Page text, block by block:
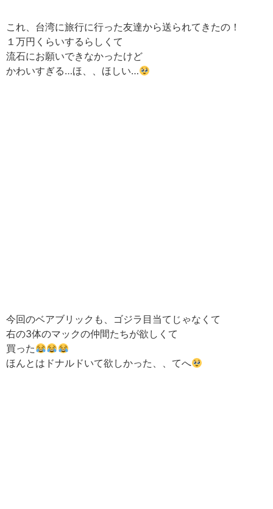
これ、台湾に旅行に行った友達から送られてきたの！
１万円くらいするらしくて
流石にお願いできなかったけど
かわいすぎる…ほ、、ほしい…
今回のベアブリックも、ゴジラ目当てじゃなくて
右の3体のマックの仲間たちが欲しくて
買った
ほんとはドナルドいて欲しかった、、てへ